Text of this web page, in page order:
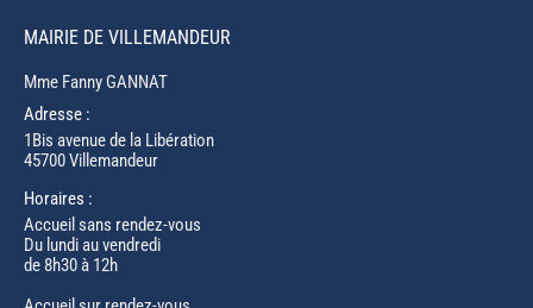
MAIRIE DE VILLEMANDEUR
Mme Fanny GANNAT
Adresse :
1Bis avenue de la Libération
45700 Villemandeur
Horaires :
Accueil sans rendez-vous
Du lundi au vendredi
de 8h30 à 12h